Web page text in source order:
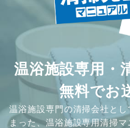
温浴施設専用・
無料でお
温浴施設専門の清掃会社と
まった、温浴施設専用清掃